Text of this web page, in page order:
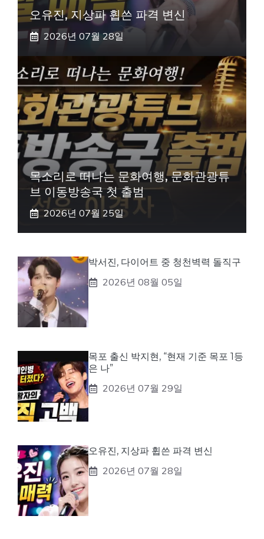
오유진, 지상파 휩쓴 파격 변신
2026년 07월 28일
목소리로 떠나는 문화여행, 문화관광튜
브 이동방송국 첫 출범
2026년 07월 25일
박서진, 다이어트 중 청천벽력 돌직구
2026년 08월 05일
목포 출신 박지현, “현재 기준 목포 1등
은 나”
2026년 07월 29일
오유진, 지상파 휩쓴 파격 변신
2026년 07월 28일